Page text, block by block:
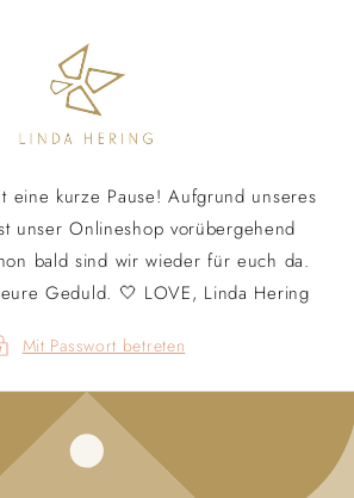
eine kurze Pause! Aufgrund unseres
unser Onlineshop vorübergehend
bald sind wir wieder für euch da.
Geduld. 🤍 LOVE, Linda Hering
Mit Passwort betreten